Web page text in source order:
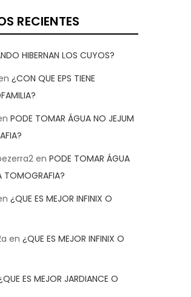
RECIENTES
HIBERNAN LOS CUYOS?
¿CON QUE EPS TIENE
PODE TOMAR ÁGUA NO JEJUM
en PODE TOMAR ÁGUA
TOMOGRAFIA?
¿QUE ES MEJOR INFINIX O
en ¿QUE ES MEJOR INFINIX O
ES MEJOR JARDIANCE O